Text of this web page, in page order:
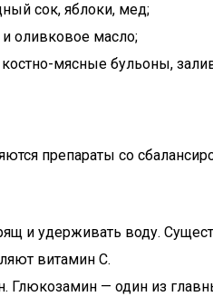
сок, яблоки, мед;
оливковое масло;
мясные бульоны,
препараты со
и удерживать воду.
витамин С.
— один из